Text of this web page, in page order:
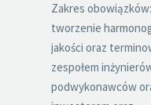
Zakres
tworzenie
jakości oraz
zespołem
podwykonawców